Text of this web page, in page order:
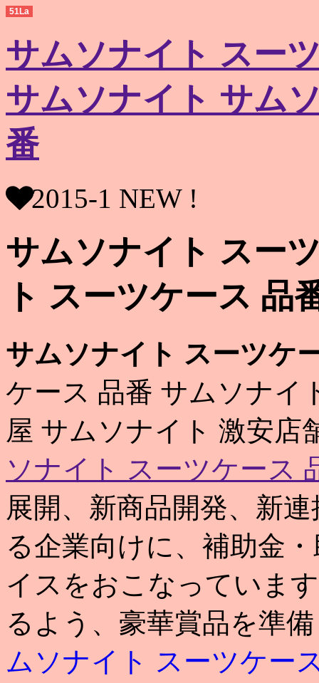
51La
サムソナイト スー
サムソナイト サム
番
2015-1 NEW !
サムソナイト スー
ト スーツケース 品
サムソナイト スーツケ
ケース 品番 サムソナイ
屋 サムソナイト 激安
ソナイト スーツケース
展開、新商品開発、新
る企業向けに、補助金
イスをおこなっていま
るよう、豪華賞品を準
ムソナイト スーツケー